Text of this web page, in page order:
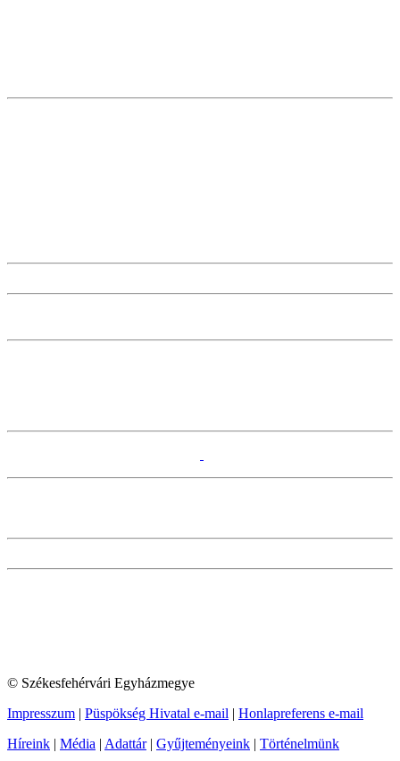
© Székesfehérvári Egyházmegye
Impresszum | Püspökség Hivatal e-mail | Honlapreferens e-mail
Híreink | Média | Adattár| Gyűjteményeink | Történelmünk